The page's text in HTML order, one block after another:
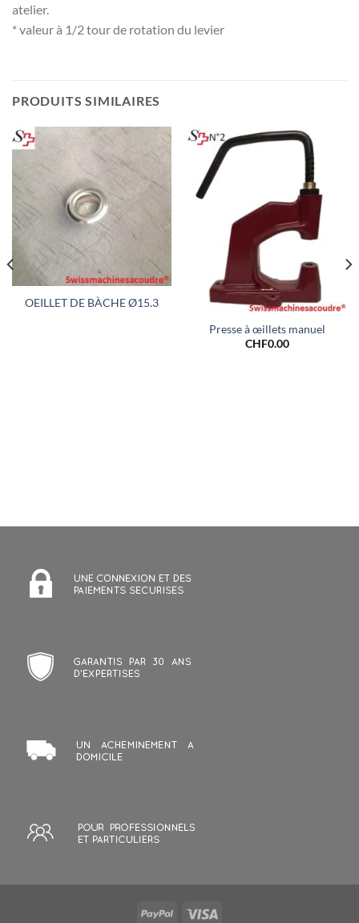
atelier.
* valeur à 1/2 tour de rotation du levier
PRODUITS SIMILAIRES
OEILLET DE BÀCHE Ø15.3
Presse à œillets manuel
CHF0.00